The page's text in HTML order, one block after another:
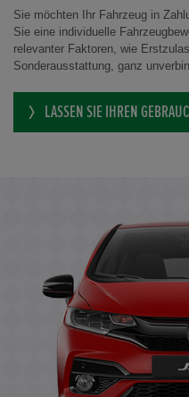
Sie möchten Ihr Fahrzeug in
Sie eine individuelle
relevanter Faktoren, wie
Sonderausstattung, ganz
LASSEN SIE IHREN